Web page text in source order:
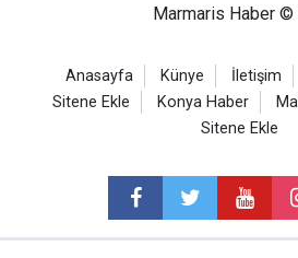
Marmaris Haber ©
Anasayfa Künye İletişim
Sitene Ekle
Konya Haber
Sitene Ekle